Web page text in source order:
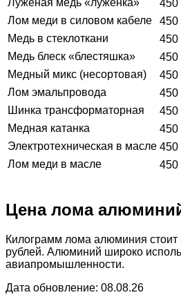
Луженая медь «луженка»
450
Лом меди в силовом кабеле
450
Медь в стеклоткани
450
Медь блеск «блестяшка»
450
Медный микс (несортовая)
450
Лом эмальпровода
450
Шинка трансформаторная
450
Медная катанка
450
Электротехническая в масле 450
Лом меди в масле
450
Цена лома
Килограмм лома алюминия стоит
рублей. Алюминий широко
авиапромышленности.
Дата обновление: 08.08.26